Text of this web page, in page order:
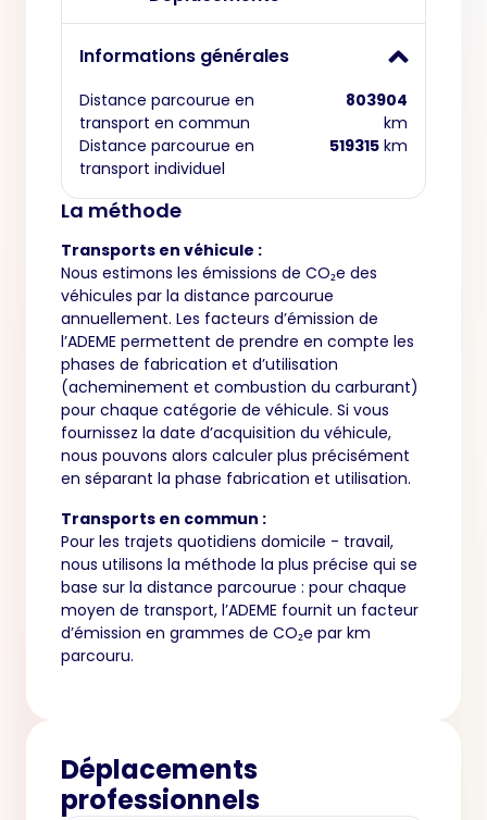
Informations générales
Distance parcourue en
transport en commun
803904
km
Distance parcourue en
transport individuel
519315 km
La méthode
Transports en véhicule :
Nous estimons les émissions de CO₂e des
véhicules par la distance parcourue
annuellement. Les facteurs d’émission de
l’ADEME permettent de prendre en compte les
phases de fabrication et d’utilisation
(acheminement et combustion du carburant)
pour chaque catégorie de véhicule. Si vous
fournissez la date d’acquisition du véhicule,
nous pouvons alors calculer plus précisément
en séparant la phase fabrication et utilisation.
Transports en commun :
Pour les trajets quotidiens domicile - travail,
nous utilisons la méthode la plus précise qui se
base sur la distance parcourue : pour chaque
moyen de transport, l’ADEME fournit un facteur
d’émission en grammes de CO₂e par km
parcouru.
Déplacements
professionnels